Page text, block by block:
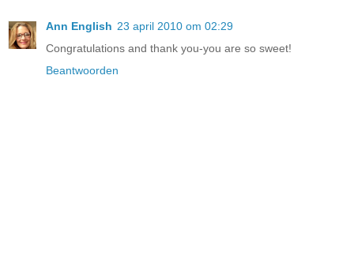
Ann English 23 april 2010 om 02:29
Congratulations and thank you-you are so sweet!
Beantwoorden